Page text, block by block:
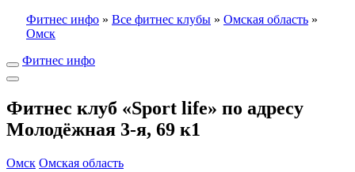
Фитнес инфо » Все фитнес клубы » Омская область »
Омск
Фитнес инфо
Фитнес клуб «Sport life» по адресу
Молодёжная 3-я, 69 к1
Омск Омская область